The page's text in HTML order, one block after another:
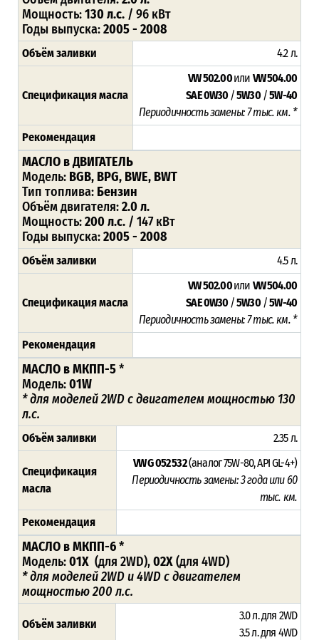
Мощность:130 л.с. / 96 кВт
Годы выпуска:2005 - 2008
Объём заливки 4.2 л.
Спецификация масла
VW 502.00или VW 504.00
SAE 0W30 /5W30/5W-40
Периодичность замены: 7 тыс. км. *
Рекомендация
МАСЛО в ДВИГАТЕЛЬ
Модель: BGB, BPG, BWE, BWT
Тип топлива: Бензин
Объём двигателя:2.0 л.
Мощность:200 л.с. / 147 кВт
Годы выпуска:2005 - 2008
Объём заливки 4.5 л.
Спецификация масла
VW 502.00или VW 504.00
SAE 0W30 /5W30/5W-40
Периодичность замены: 7 тыс. км. *
Рекомендация
МАСЛО в МКПП-5*
Модель:01W
*для моделей2WDс двигателем мощностью 130
л.с.
Объём заливки 2.35 л.
Спецификация
масла
VW G 052 532(аналог 75W-80, API GL-4+)
Периодичность замены: 3 года или 60
тыс. км.
Рекомендация
МАСЛО в МКПП-6*
Модель:01X (для 2WD),02X(для 4WD)
*для моделей2WD и 4WD с двигателем
мощностью 200 л.с.
Объём заливки
3.0 л. для 2WD
3.5 л. для 4WD